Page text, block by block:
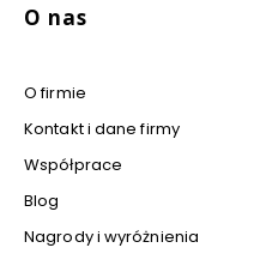
Linki w stopce
O nas
O firmie
Kontakt i dane firmy
Współprace
Blog
Nagrody i wyróżnienia